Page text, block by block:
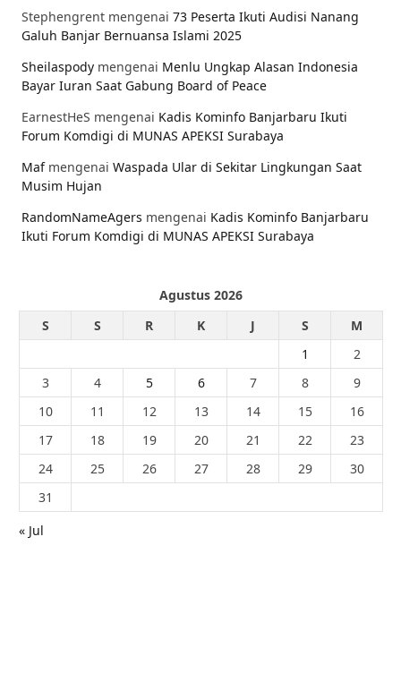
Stephengrent mengenai 73 Peserta Ikuti Audisi Nanang
Galuh Banjar Bernuansa Islami 2025
Sheilaspody mengenai Menlu Ungkap Alasan Indonesia
Bayar Iuran Saat Gabung Board of Peace
EarnestHeS mengenai Kadis Kominfo Banjarbaru Ikuti
Forum Komdigi di MUNAS APEKSI Surabaya
Mafmengenai Waspada Ular di Sekitar Lingkungan Saat
Musim Hujan
RandomNameAgers mengenai Kadis Kominfo Banjarbaru
Ikuti Forum Komdigi di MUNAS APEKSI Surabaya
Agustus 2026
S
S R K J S
M
1
2
3
4 5 6 7 8
9
10
11 12 13 14 15
16
17
18 19 20 21 22
23
24
25 26 27 28 29
30
31
« Jul